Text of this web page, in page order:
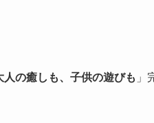
人の癒しも、子供の遊びも 」